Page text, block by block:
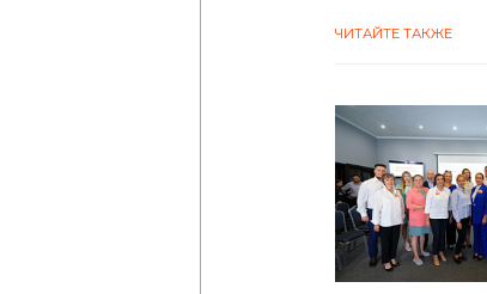
ЧИТАЙТЕ ТАКЖЕ